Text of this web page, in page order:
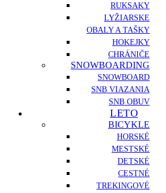
RUKSAKY
LYŽIARSKE
OBALY A TAŠKY
HOKEJKY
CHRÁNIČE
SNOWBOARDING
SNOWBOARD
SNB VIAZANIA
SNB OBUV
LETO
BICYKLE
HORSKÉ
MESTSKÉ
DETSKÉ
CESTNÉ
TREKINGOVÉ